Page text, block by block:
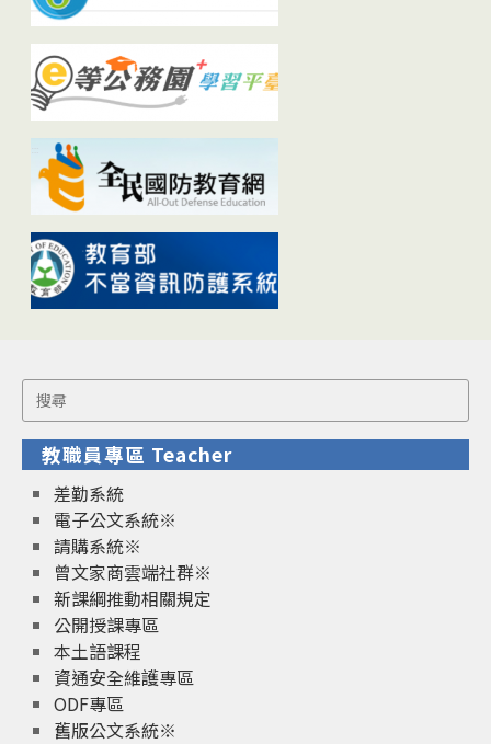
Search
for:
教職員專區 Teacher
差勤系統
電子公文系統※
請購系統※
曾文家商雲端社群※
新課綱推動相關規定
公開授課專區
本土語課程
資通安全維護專區
ODF專區
舊版公文系統※